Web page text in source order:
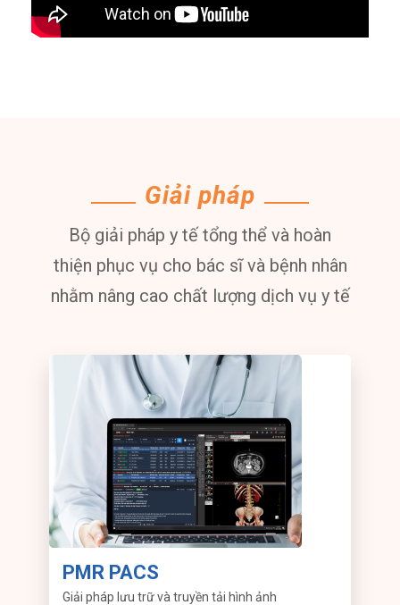
Giải pháp
Bộ giải pháp y tế tổng thể và hoàn
thiện phục vụ cho bác sĩ và bệnh nhân
nhằm nâng cao chất lượng dịch vụ y tế
PMR PACS
Giải pháp lưu trữ và truyền tải hình ảnh